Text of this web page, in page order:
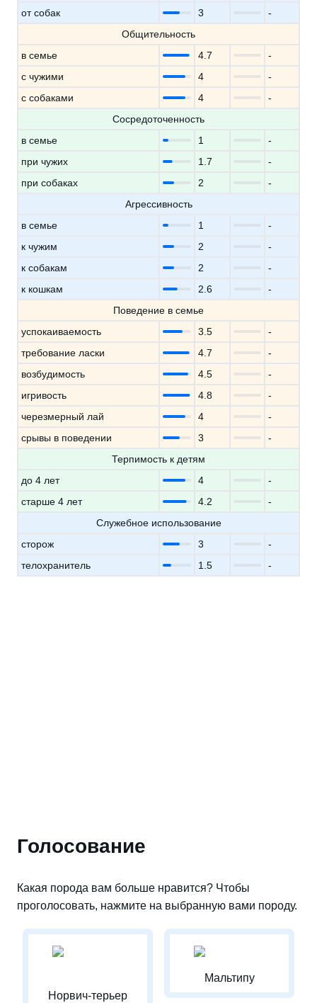
от собак
3
-
Общительность
в семье
4.7
-
с чужими
4
-
с собаками
4
-
Сосредоточенность
в семье
1
-
при чужих
1.7
-
при собаках
2
-
Агрессивность
в семье
1
-
к чужим
2
-
к собакам
2
-
к кошкам
2.6
-
Поведение в семье
успокаиваемость
3.5
-
требование ласки
4.7
-
возбудимость
4.5
-
игривость
4.8
-
черезмерный лай
4
-
срывы в поведении
3
-
Терпимость к детям
до 4 лет
4
-
старше 4 лет
4.2
-
Служебное использование
сторож
3
-
телохранитель
1.5 -
Голосование
Какая порода вам больше нравится? Чтобы
проголосовать, нажмите на выбранную вами породу.
Норвич-терьер
Мальтипу